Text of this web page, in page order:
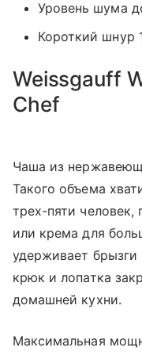
Уровень шума
Короткий шнур
Weissgauff
Chef
Чаша из
Такого объема
трех-пяти человек,
или крема для
удерживает
крюк и лопатка
домашней кухни.
Максимальная